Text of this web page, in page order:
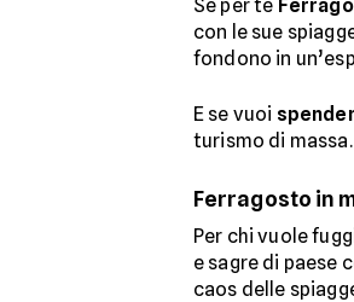
Se per te
con le sue
fondono in
E se vuoi
turismo di massa.
Ferragosto in
Per chi vuole
e sagre di paese
caos delle